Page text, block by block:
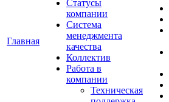
Главная
Cтатусы
компании
Система
менеджмента
качества
Коллектив
Работа в
компании
Техническая